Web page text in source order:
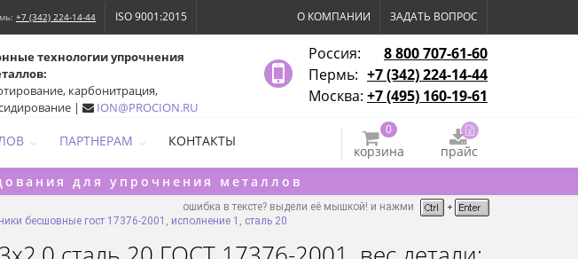
О КОМПАНИИ ЗАДАТЬ ВОПРОС
+7 (342) 224-14-44 ISO 9001:2015
Россия:
8 800 707-61-60
Пермь: +7 (342) 224-14-44
Москва: +7 (495) 160-19-61
технологии упрочнения
карбонитрация,
|
ION@PROCION.RU
ПАРТНЕРАМ КОНТАКТЫ
0
корзина
прайс
для упрочнения металлов
ошибка в тексте? выдели её мышкой! и нажми
бесшовные гост 17376-2001, исполнение 1, сталь 20